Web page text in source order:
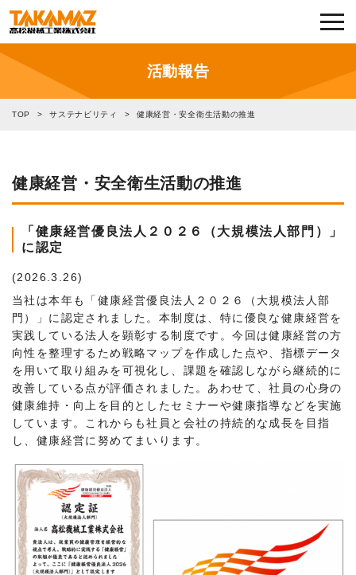
各種お問い合わせ・部品注文
採用に関してはこちらから
企業情報
ニュース
コラム
製品ラインナップ
サービス／サポート
株主・投資家情報
サステナビリティ
電子公告
お問い合わせ
活動報告
TOP > サステナビリティ > 健康経営・安全衛生活動の推進
健康経営・安全衛生活動の推進
「健康経営優良法人２０２６（大規模法人部門）」
に認定
(2026.3.26)
当社は本年も「健康経営優良法人２０２６（大規模法人部
門）」に認定されました。本制度は、特に優良な健康経営を
実践している法人を顕彰する制度です。今回は健康経営の方
向性を整理するため戦略マップを作成した点や、指標データ
を用いて取り組みを可視化し、課題を確認しながら継続的に
改善している点が評価されました。あわせて、社員の心身の
健康維持・向上を目的としたセミナーや健康指導などを実施
しています。これからも社員と会社の持続的な成長を目指
し、健康経営に努めてまいります。